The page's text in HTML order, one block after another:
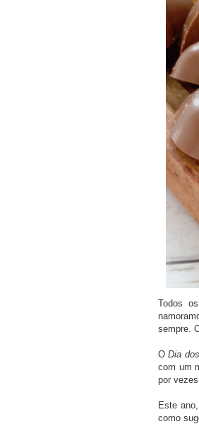
Todos
sempre.
ODia
com um
por
Este
como